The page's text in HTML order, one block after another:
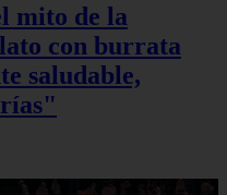
mito de la
con burrata
saludable,